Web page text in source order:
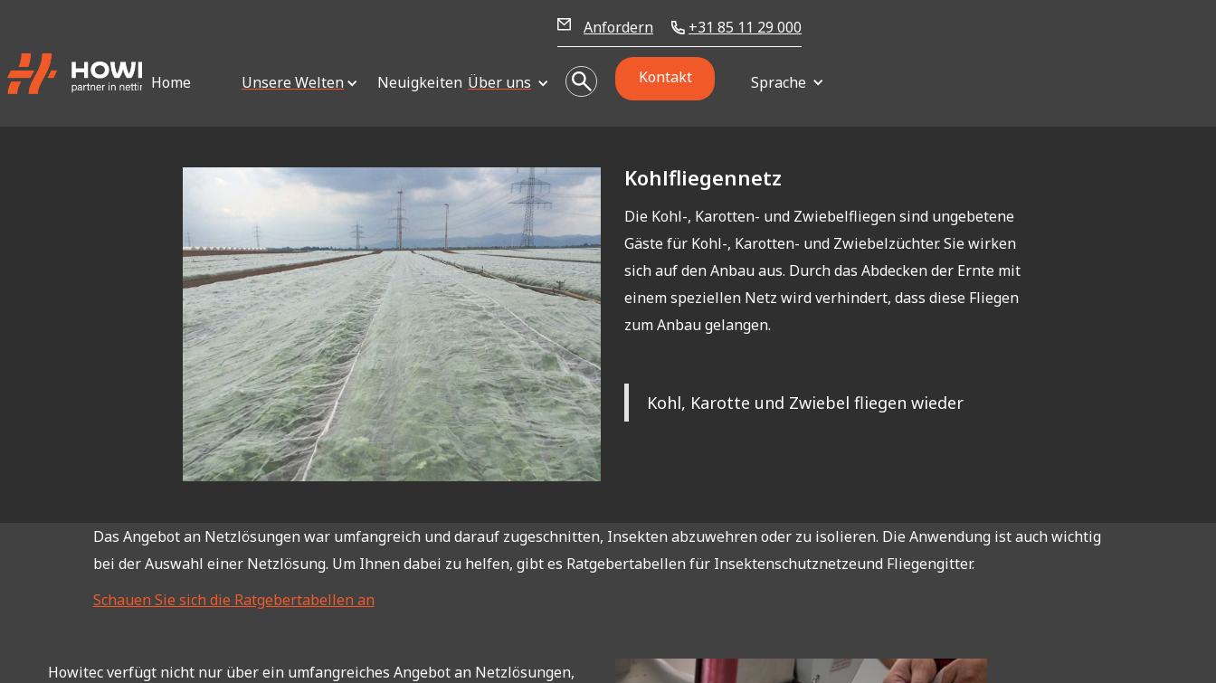
Anfordern +31 85 11 29 000
Home Unsere Welten Neuigkeiten Über uns Kontakt Sprache
Kohlfliegennetz
Die Kohl-, Karotten- und Zwiebelfliegen sind ungebetene
Gäste für Kohl-, Karotten- und Zwiebelzüchter. Sie wirken
sich auf den Anbau aus. Durch das Abdecken der Ernte mit
einem speziellen Netz wird verhindert, dass diese Fliegen
zum Anbau gelangen.
Kohl, Karotte und Zwiebel fliegen wieder
Das Angebot an Netzlösungen war umfangreich und darauf zugeschnitten, Insekten abzuwehren oder zu isolieren. Die Anwendung ist auch wichtig
bei der Auswahl einer Netzlösung. Um Ihnen dabei zu helfen, gibt es Ratgebertabellen für Insektenschutznetzeund Fliegengitter.
Schauen Sie sich die Ratgebertabellen an
Howitec verfügt nicht nur über ein umfangreiches Angebot an Netzlösungen,